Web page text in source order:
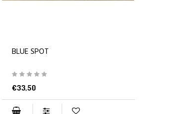
BLUE SPOT
€33,50